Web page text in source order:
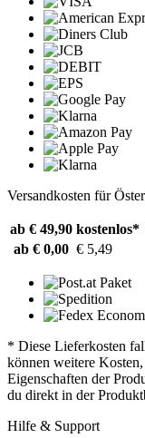
Versandkosten für
ab € 49,90 kostenlos*
ab € 0,00 € 5,49
* Diese Lieferkosten
können weitere
Eigenschaften der
du direkt in der
Hilfe & Support